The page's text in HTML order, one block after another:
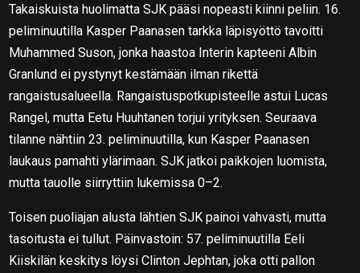
Takaiskuista huolimatta SJK pääsi nopeasti kiinni peliin. 16.
peliminuutilla Kasper Paanasen tarkka läpisyöttö tavoitti
Muhammed Suson, jonka haastoa Interin kapteeni Albin
Granlund ei pystynyt kestämään ilman rikettä
rangaistusalueella. Rangaistuspotkupisteelle astui Lucas
Rangel, mutta Eetu Huuhtanen torjui yrityksen. Seuraava
tilanne nähtiin 23. peliminuutilla, kun Kasper Paanasen
laukaus pamahti ylärimaan. SJK jatkoi paikkojen luomista,
mutta tauolle siirryttiin lukemissa 0–2.
Toisen puoliajan alusta lähtien SJK painoi vahvasti, mutta
tasoitusta ei tullut. Päinvastoin: 57. peliminuutilla Eeli
Kiiskilän keskitys löysi Clinton Jephtan, joka otti pallon